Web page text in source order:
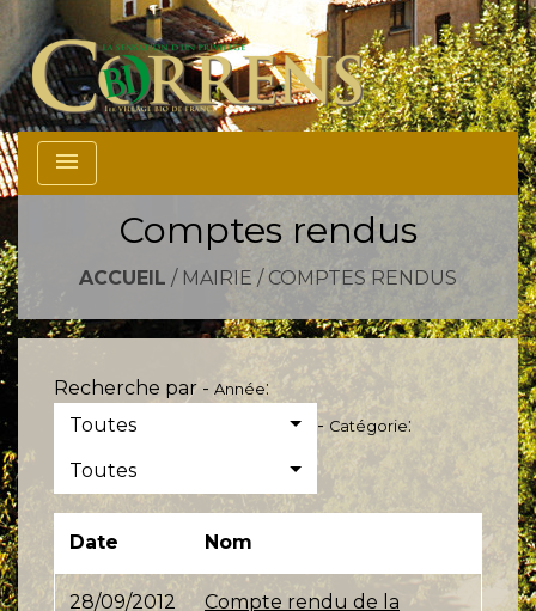
menu
Comptes rendus
ACCUEIL / MAIRIE /COMPTES RENDUS
Recherche par - Année:
Toutes
- Catégorie:
Toutes
Date Nom
28/09/2012
Compte rendu de la